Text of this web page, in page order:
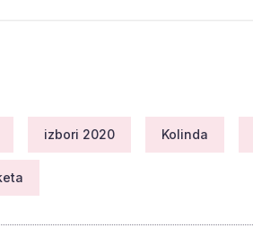
izbori 2020 Kolinda